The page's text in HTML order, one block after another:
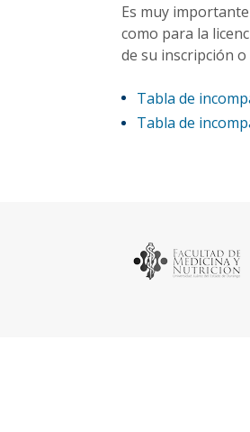
Es muy
como para la
de su inscripción
Tabla de
Tabla de